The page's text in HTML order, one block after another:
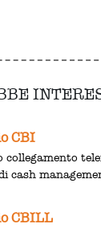
CBI
collegamento
cash
CBILL